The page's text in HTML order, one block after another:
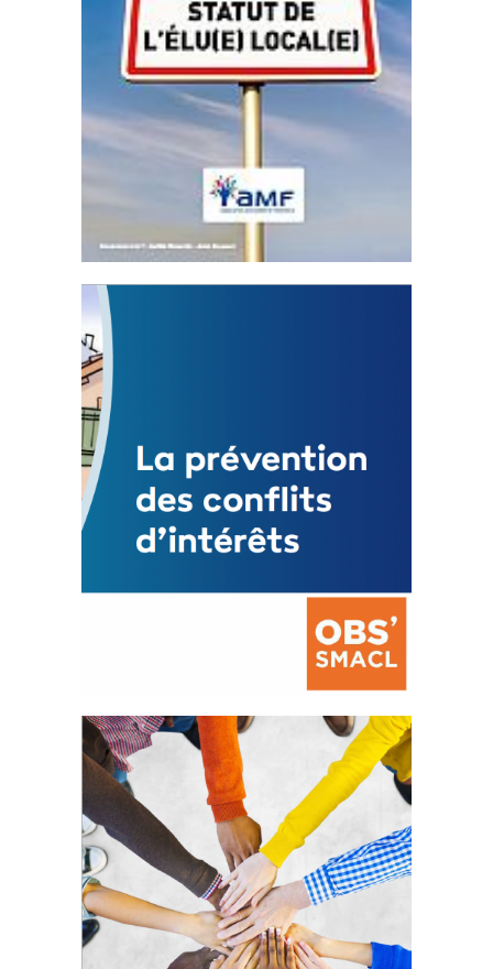
Statut de l’élu local
3 avril 2024
Mise à jour avril 2024
FEUILLETER
La prévention des conflits
d’intérêts
18 septembre 2023
FEUILLETER